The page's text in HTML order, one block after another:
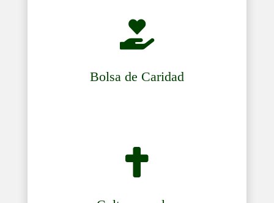

Bolsa de Caridad
